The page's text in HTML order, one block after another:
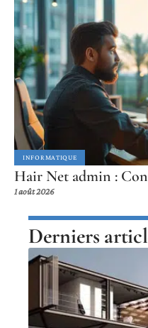
INFORMATIQUE
Hair Net admin :
1 août 2026
Derniers